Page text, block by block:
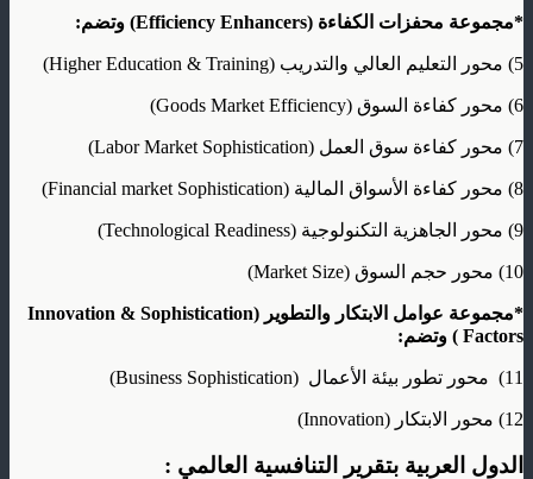
*مجموعة محفزات الكفاءة (Efficiency Enhancers) وتضم:
5) محور التعليم العالي والتدريب (Higher Education & Training)
6) محور كفاءة السوق (Goods Market Efficiency)
7) محور كفاءة سوق العمل (Labor Market Sophistication)
8) محور كفاءة الأسواق المالية (Financial market Sophistication)
9) محور الجاهزية التكنولوجية (Technological Readiness)
10) محور حجم السوق (Market Size)
*مجموعة عوامل الابتكار والتطوير (Innovation & Sophistication
Factors ) وتضم:
11) محور تطور بيئة الأعمال (Business Sophistication)
12) محور الابتكار (Innovation)
الدول العربية بتقرير التنافسية العالمي :